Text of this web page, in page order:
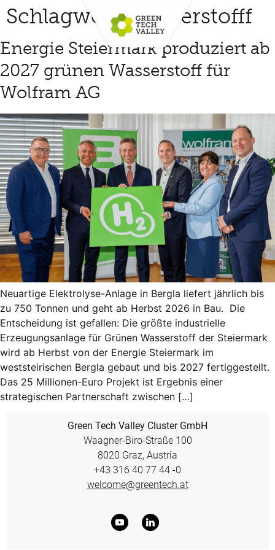
Schlagwort:wasserstofff
Energie Steiermark produziert ab
2027 grünen Wasserstoff für
Wolfram AG
Neuartige Elektrolyse-Anlage in Bergla liefert jährlich bis
zu 750 Tonnen und geht ab Herbst 2026 in Bau. Die
Entscheidung ist gefallen: Die größte industrielle
Erzeugungsanlage für Grünen Wasserstoff der Steiermark
wird ab Herbst von der Energie Steiermark im
weststeirischen Bergla gebaut und bis 2027 fertiggestellt.
Das 25 Millionen-Euro Projekt ist Ergebnis einer
strategischen Partnerschaft zwischen […]
Green Tech Valley Cluster GmbH
Waagner-Biro-Straße 100
8020 Graz, Austria
+43 316 40 77 44 -0
welcome@greentech.at